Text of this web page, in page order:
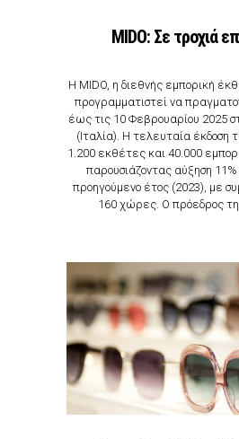
MIDO: Σε τροχιά
Η MIDO, η διεθνής εμπορική
προγραμματιστεί να
έως τις 10 Φεβρουαρίου 2025
(Ιταλία). Η τελευταία έκδοση
1.200 εκθέτες και 40.000
παρουσιάζοντας αύξηση
προηγούμενο έτος (2023), με
160 χώρες. Ο πρόεδρος